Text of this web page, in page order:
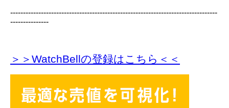
---------------------------------------------------------------------------------
---------------
＞＞WatchBellの登録はこちら＜＜